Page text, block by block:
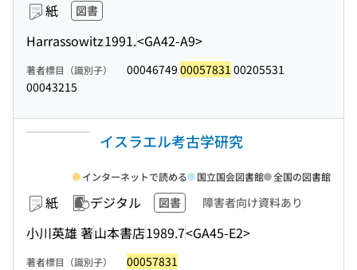
紙 図書
Harrassowitz1991.<GA42-A9>
著者標目（識別子） 00046749 00057831 00205531
00043215
イスラエル考古学研究
紙 デジタル 図書 障害者向け資料あり
小川英雄 著山本書店1989.7<GA45-E2>
インターネットで読める 国立国会図書館 全国の図書館
著者標目（識別子） 00057831